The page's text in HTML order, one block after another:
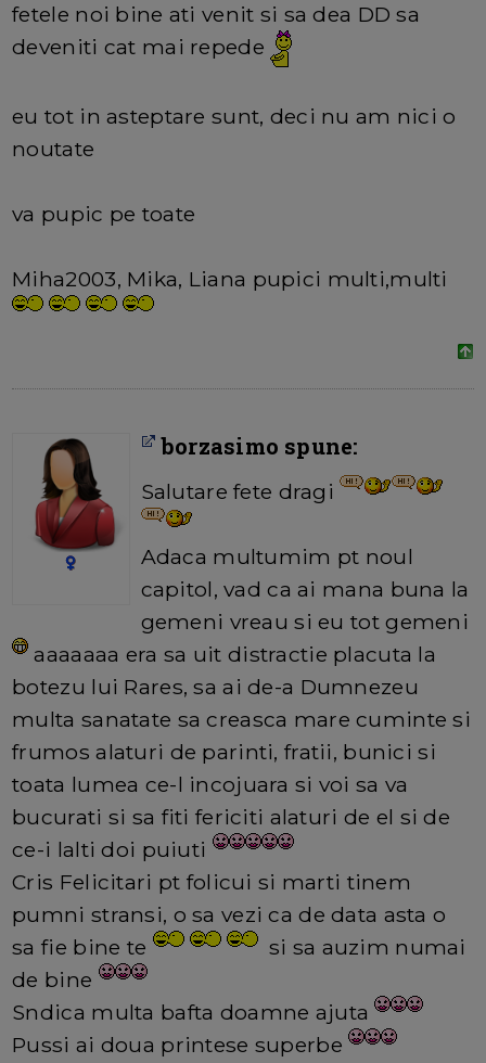
fetele noi bine ati venit si sa dea DD sa
deveniti cat mai repede
eu tot in asteptare sunt, deci nu am nici o
noutate
va pupic pe toate
Miha2003, Mika, Liana pupici multi,multi
borzasimo spune:
Salutare fete dragi
Adaca multumim pt noul
capitol, vad ca ai mana buna la
gemeni vreau si eu tot gemeni
aaaaaaa era sa uit distractie placuta la
botezu lui Rares, sa ai de-a Dumnezeu
multa sanatate sa creasca mare cuminte si
frumos alaturi de parinti, fratii, bunici si
toata lumea ce-l incojuara si voi sa va
bucurati si sa fiti fericiti alaturi de el si de
ce-i lalti doi puiuti
Cris Felicitari pt folicui si marti tinem
pumni stransi, o sa vezi ca de data asta o
sa fie bine te
si sa auzim numai
de bine
Sndica multa bafta doamne ajuta
Pussi ai doua printese superbe